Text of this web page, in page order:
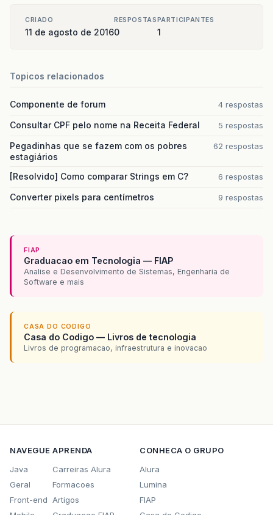
CRIADO
11 de agosto de 2016
RESPOSTAS
0
PARTICIPANTES
1
Topicos relacionados
Componente de forum 4 respostas
Consultar CPF pelo nome na Receita Federal 5 respostas
Pegadinhas que se fazem com os pobres
estagiários
62 respostas
[Resolvido] Como comparar Strings em C? 6 respostas
Converter pixels para centímetros 9 respostas
FIAP
Graduacao em Tecnologia — FIAP
Analise e Desenvolvimento de Sistemas, Engenharia de
Software e mais
CASA DO CODIGO
Casa do Codigo — Livros de tecnologia
Livros de programacao, infraestrutura e inovacao
NAVEGUE
Java
Geral
Front-end
APRENDA
Carreiras Alura
Formacoes
Artigos
CONHECA O GRUPO
Alura
Lumina
FIAP